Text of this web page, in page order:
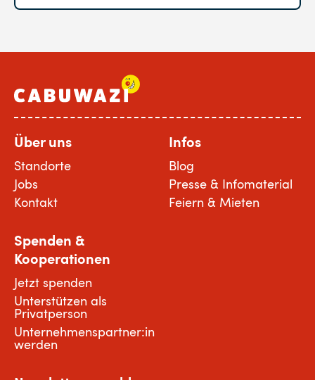
Über uns
Standorte
Jobs
Kontakt
Infos
Blog
Presse & Infomaterial
Feiern & Mieten
Spenden &
Kooperationen
Jetzt spenden
Unterstützen als
Privatperson
Unternehmenspartner:in
werden